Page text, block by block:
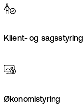
Klient- og sagsstyring
Økonomistyring